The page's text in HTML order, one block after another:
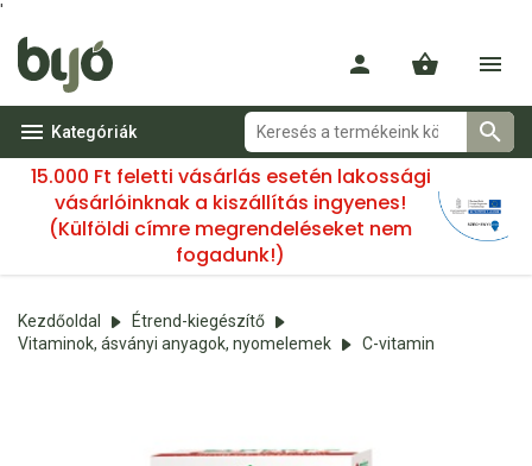
'
Kategóriák
15.000 Ft feletti vásárlás esetén lakossági
vásárlóinknak a kiszállítás ingyenes!
(Külföldi címre megrendeléseket nem
fogadunk!)
Kezdőoldal
Étrend-kiegészítő
Vitaminok, ásványi anyagok, nyomelemek
C-vitamin